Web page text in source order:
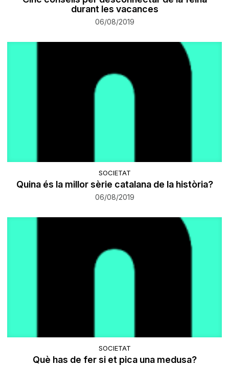
durant les vacances
06/08/2019
SOCIETAT
Quina és la millor sèrie catalana de la història?
06/08/2019
SOCIETAT
Què has de fer si et pica una medusa?